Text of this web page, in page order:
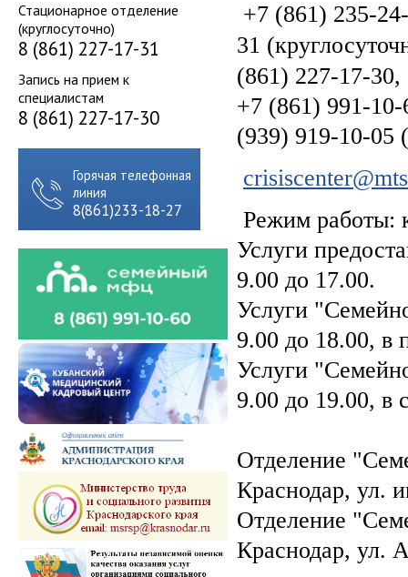
Стационарное отделение
(круглосуточно)
8 (861) 227-17-31
Запись на прием к
специалистам
8 (861) 227-17-30
Горячая телефонная
линия
8(861)233-18-27
+7 (861) 235-
31
(861) 227-17-30,
+7 (861) 991-
(939) 919-10-
Режим работы:
Услуги
9.00 до 17.00.
Услуги
9.00 до 18.00, в
Услуги
9.00 до 19.00, в
Отделение
Краснодар, ул.
Отделение
Краснодар, ул.